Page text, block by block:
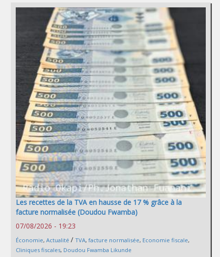
Les recettes de la TVA en hausse de 17 % grâce à la
facture normalisée (Doudou Fwamba)
07/08/2026 - 19:23
Économie, Actualité / TVA, facture normalisée, Economie fiscale,
Cliniques fiscales, Doudou Fwamba Likunde